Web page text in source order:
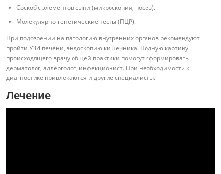
Соскоб с элементов сыпи (микроскопия, посев).
Молекулярно-генетические тесты (ПЦР).
При подозрении на патологию внутренних органов рекомендуют
пройти УЗИ печени, эндоскопию кишечника. Полную картину
происходящего врачу общей практики помогут сформировать
дерматолог, аллерголог, инфекционист. При необходимости к
диагностике привлекаются и другие специалисты.
Лечение